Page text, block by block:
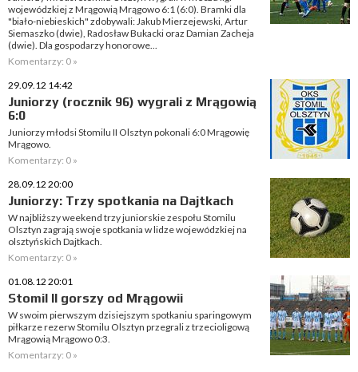
wojewódzkiej z Mrągowią Mrągowo 6:1 (6:0). Bramki dla
"biało-niebieskich" zdobywali: Jakub Mierzejewski, Artur
Siemaszko (dwie), Radosław Bukacki oraz Damian Zacheja
(dwie). Dla gospodarzy honorowe...
Komentarzy: 0 »
29.09.12 14:42
Juniorzy (rocznik 96) wygrali z Mrągowią
6:0
Juniorzy młodsi Stomilu II Olsztyn pokonali 6:0 Mrągowię
Mrągowo.
Komentarzy: 0 »
28.09.12 20:00
Juniorzy: Trzy spotkania na Dajtkach
W najbliższy weekend trzy juniorskie zespołu Stomilu
Olsztyn zagrają swoje spotkania w lidze wojewódzkiej na
olsztyńskich Dajtkach.
Komentarzy: 0 »
01.08.12 20:01
Stomil II gorszy od Mrągowii
W swoim pierwszym dzisiejszym spotkaniu sparingowym
piłkarze rezerw Stomilu Olsztyn przegrali z trzecioligową
Mrągowią Mrągowo 0:3.
Komentarzy: 0 »